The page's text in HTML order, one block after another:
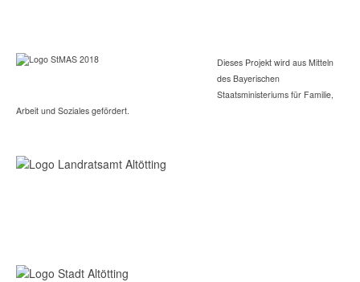
Dieses Projekt wird aus Mitteln
des Bayerischen
Staatsministeriums für Familie,
Arbeit und Soziales gefördert.